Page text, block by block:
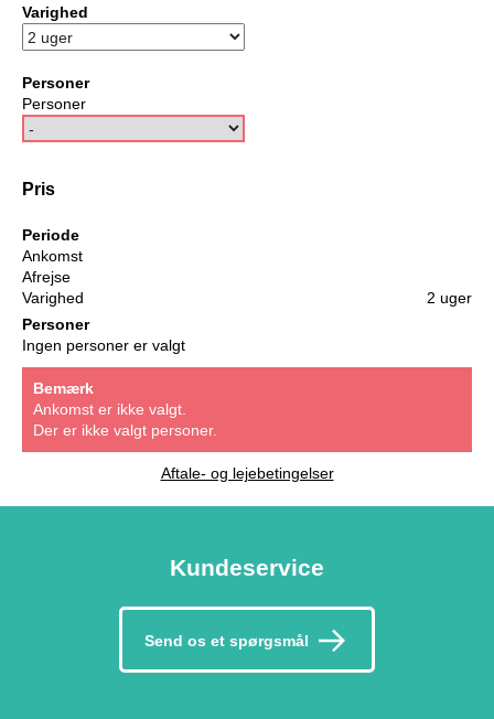
Varighed
Personer
Personer
Pris
Periode
Ankomst
Afrejse
Varighed
2 uger
Personer
Ingen personer er valgt
Bemærk
Ankomst er ikke valgt.
Der er ikke valgt personer.
Aftale- og lejebetingelser
Kundeservice
Send os et spørgsmål